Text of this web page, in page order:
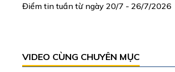
Điểm tin tuần từ ngày 20/7 - 26/7/2026
VIDEO CÙNG CHUYÊN MỤC